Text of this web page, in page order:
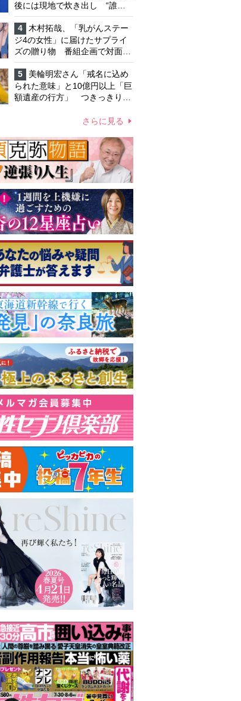
後には現地で炊き出し “誰に
も知られなくて良い”と、むし
ろ強まる福祉活動への思い
4
木村拓哉、「乳がんステー
ジ4の女性」に届けたサプライ
ズの贈り物 番組企画で対面し
たファンが、夢と希望を与える
心遣いに「うれしくて号泣しま
した」
5
美輪明宏さん「戒名に込め
られた意味」と10億円以上「巨
額遺産の行方」 つきっきりで
さらに見る